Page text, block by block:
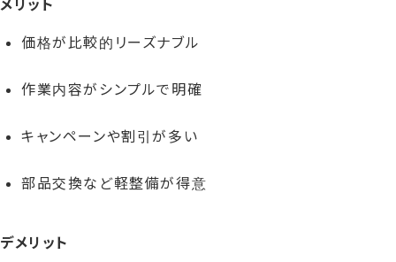
メリット
価格が比較的リーズナブル
作業内容がシンプルで明確
キャンペーンや割引が多い
部品交換など軽整備が得意
デメリット